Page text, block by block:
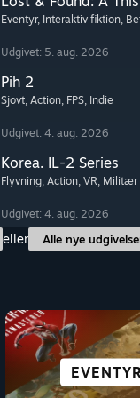
Eventyr, Interaktiv fiktion,
Udgivet: 5. aug. 2026
Pih 2
Sjovt, Action, FPS, Indie
Udgivet: 4. aug. 2026
Korea. IL-2 Series
Flyvning, Action, VR, Militær
Udgivet: 4. aug. 2026
eller Alle nye
EVENTYR
ROLLESPIL
ANIME